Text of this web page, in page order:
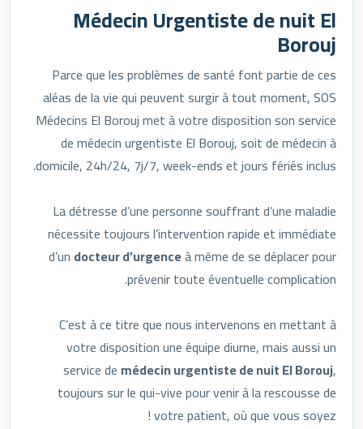
Médecin Urgentiste de nuit El
Borouj
Parce que les problèmes de santé font partie de ces
aléas de la vie qui peuvent surgir à tout moment, SOS
Médecins El Borouj met à votre disposition son service
de médecin urgentiste El Borouj, soit de médecin à
domicile, 24h/24, 7j/7, week-ends et jours fériés inclus.
La détresse d’une personne souffrant d’une maladie
nécessite toujours l’intervention rapide et immédiate
d’un docteur d’urgenceà même de se déplacer pour
prévenir toute éventuelle complication.
C’est à ce titre que nous intervenons en mettant à
votre disposition une équipe diurne, mais aussi un
service de médecin urgentiste de nuit El Borouj,
toujours sur le qui-vive pour venir à la rescousse de
votre patient, où que vous soyez !